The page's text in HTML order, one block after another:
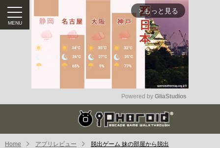
arrow_forward_ios もっと見る
Mute
Powered by GliaStudios
Home アプリレビュー 脱出ゲーム 妹の部屋から脱出